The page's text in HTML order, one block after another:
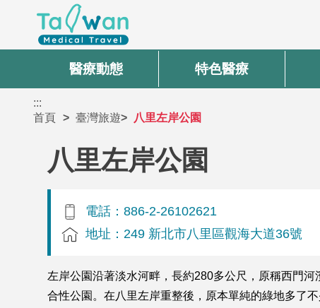
醫療動態 特色醫療
:::
首頁
臺灣旅遊 八里左岸公園
八里左岸公園
電話：886-2-26102621
地址：249 新北市八里區觀海大道36號
左岸公園沿著淡水河畔，長約280多公尺，原稱西門
合性公園。在八里左岸重整後，原本單純的綠地多了